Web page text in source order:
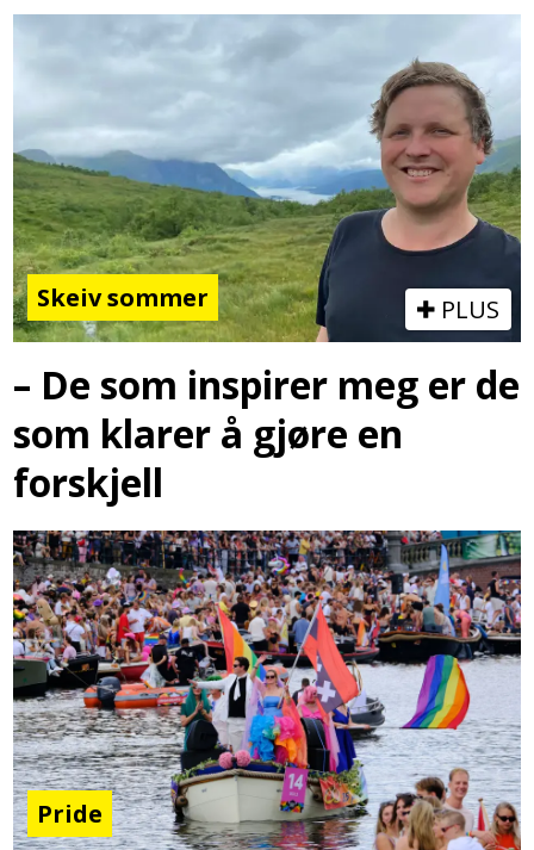
Skeiv sommer PLUS
– De som inspirer meg er de
som klarer å gjøre en
forskjell
Pride